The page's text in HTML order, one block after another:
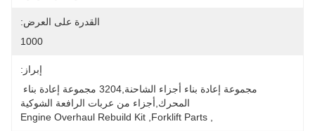
القدرة على العرض:
1000
إبراز:
المحرك,أجزاء من عربات الرافعة الشوكية
Forklift Parts
Engine Overhaul Rebuild Kit